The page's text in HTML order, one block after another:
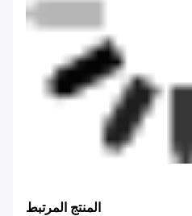
المنتج المرتبط